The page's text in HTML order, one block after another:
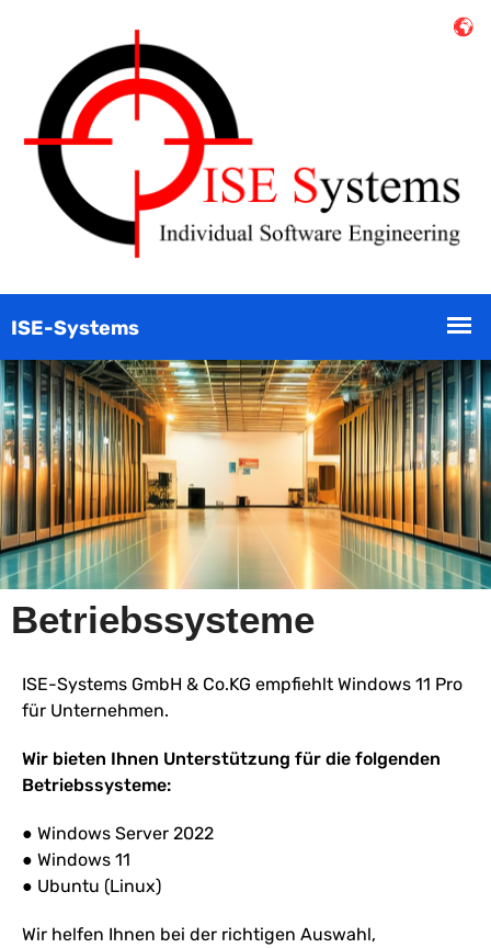
Betriebssysteme
ISE-Systems GmbH & Co.KG empfiehlt Windows 11 Pro
für Unternehmen.
Wir bieten Ihnen Unterstützung für die folgenden
Betriebssysteme:
● Windows Server 2022
● Windows 11
● Ubuntu (Linux)
Wir helfen Ihnen bei der richtigen Auswahl,